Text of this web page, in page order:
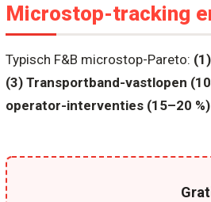
Microstop-tracking
Typisch F&B microstop-Pareto:
(3) Transportband-vastlopen
operator-interventies (15–20 %)